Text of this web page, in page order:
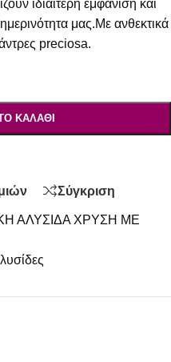
ιδιαίτερη εμφάνιση και
μας.Με ανθεκτικά
preciosa.
ΚΑΛΆΘΙ
ΑΛΥΣΙΔΑ ΧΡΥΣΗ ΜΕ
Σύγκριση